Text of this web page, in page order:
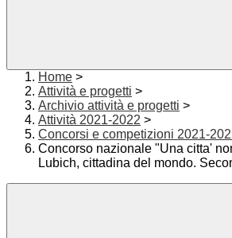
Home >
Attività e progetti >
Archivio attività e progetti >
Attività 2021-2022 >
Concorsi e competizioni 2021-
Concorso nazionale "Una citta'
Lubich, cittadina del mondo.